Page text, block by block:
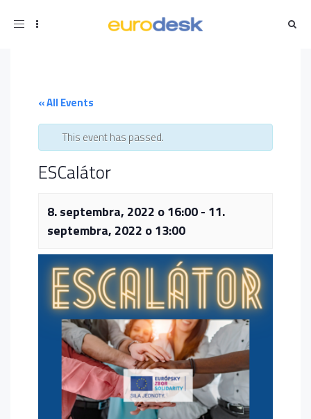
Toggle
« All Events
This event has passed.
ESCalátor
8. septembra, 2022 o 16:00- 11.
septembra, 2022 o 13:00